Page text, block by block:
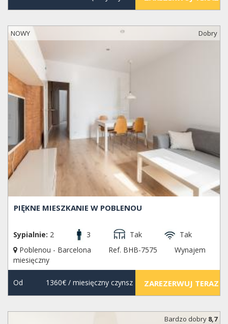
NOWY Dobry
PIĘKNE MIESZKANIE W POBLENOU
Sypialnie: 2 3 Tak
Tak
Poblenou - Barcelona
Ref. BHB-7575
Wynajem
miesięczny
Od 1360€/ miesięczny czynsz ZAREZERWUJ TERAZ
Bardzo dobry 8,7